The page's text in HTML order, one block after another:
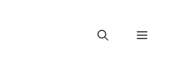
Menü